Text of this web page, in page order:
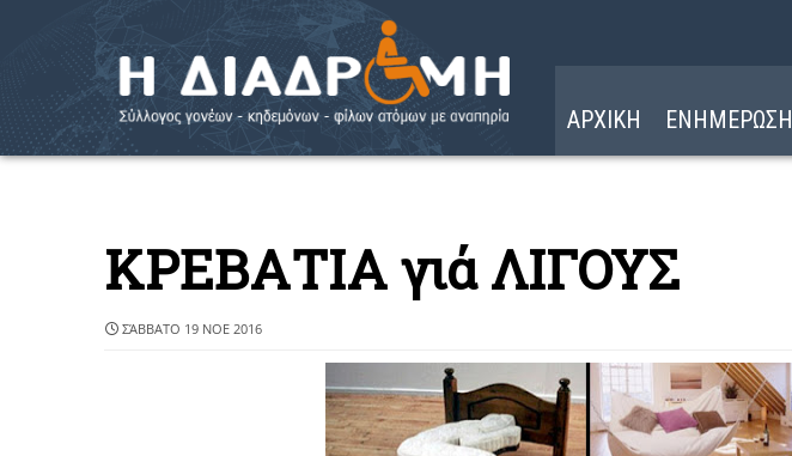
ΑΡΧΙΚΗ ΕΝΗΜΕΡΩΣΗ
ΚΡΕΒΑΤΙΑ γιά ΛΙΓΟΥΣ
ΣΆΒΒΑΤΟ 19 ΝΟΕ 2016